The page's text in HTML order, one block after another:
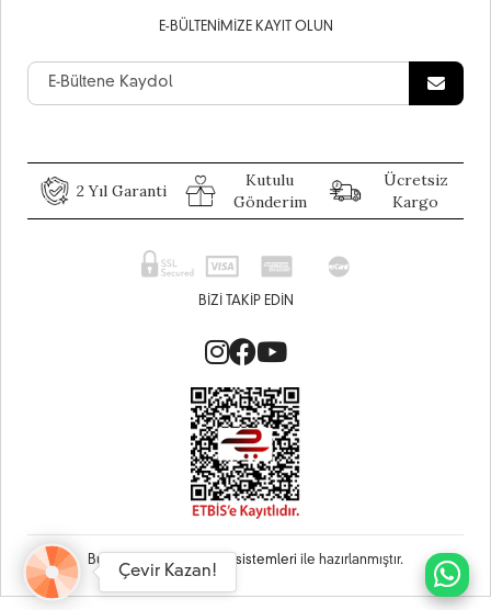
E-BÜLTENIMIZE KAYIT OLUN
2 Yıl Garanti
Kutulu
Gönderim
Ücretsiz
Kargo
BIZI TAKIP EDIN
Bu site Vikaon E-Ticaret sistemleri ile hazırlanmıştır.
Çevir Kazan!